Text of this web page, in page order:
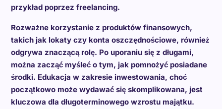
przykład poprzez freelancing.
Rozważne korzystanie z produktów finansowych,
takich jak lokaty czy konta oszczędnościowe, również
odgrywa znaczącą rolę. Po uporaniu się z długami,
można zacząć myśleć o tym, jak pomnożyć posiadane
środki. Edukacja w zakresie inwestowania, choć
początkowo może wydawać się skomplikowana, jest
kluczowa dla długoterminowego wzrostu majątku.